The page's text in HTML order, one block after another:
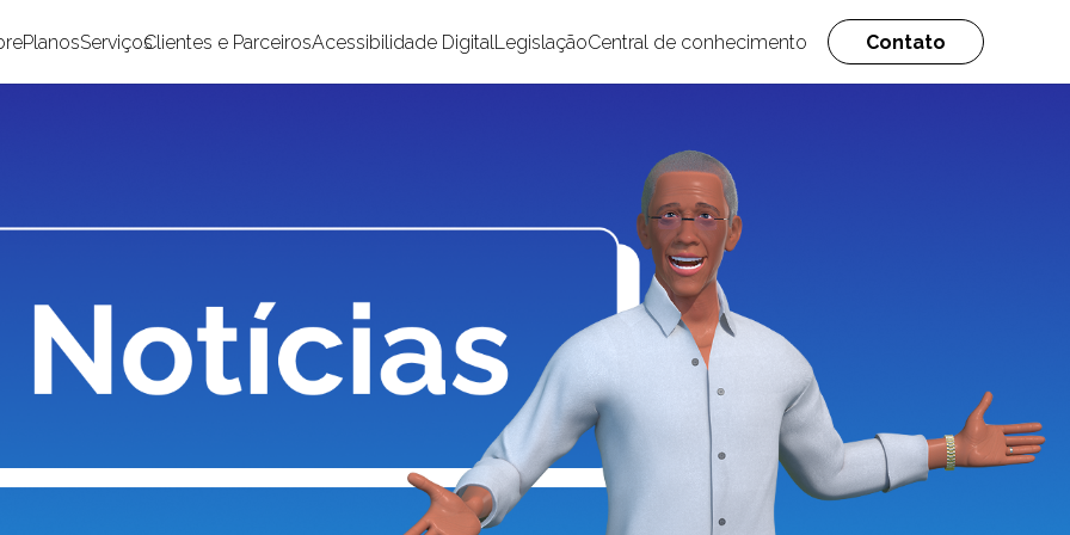
PlanosServiçosClientes e ParceirosAcessibilidade DigitalLegislaçãoCentral de conhecimento Contato